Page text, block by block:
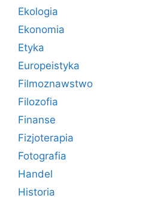
Ekologia
Ekonomia
Etyka
Europeistyka
Filmoznawstwo
Filozofia
Finanse
Fizjoterapia
Fotografia
Handel
Historia